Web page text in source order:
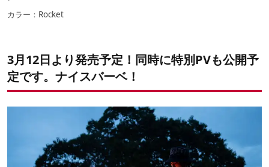
カラー：Rocket
3月12日より発売予定！同時に特別PVも公開予
定です。ナイスバーベ！